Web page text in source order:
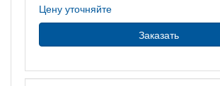
Цену уточняйте
Заказать